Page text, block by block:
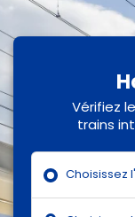
Vérifiez
trains